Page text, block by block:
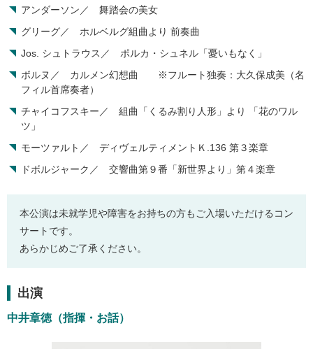
アンダーソン／ 舞踏会の美女
グリーグ／ ホルベルグ組曲より 前奏曲
Jos. シュトラウス／ ポルカ・シュネル「憂いもなく」
ボルヌ／ カルメン幻想曲 ※フルート独奏：大久保成美（名
フィル首席奏者）
チャイコフスキー／ 組曲「くるみ割り人形」より 「花のワル
ツ」
モーツァルト／ ディヴェルティメントＫ.136 第３楽章
ドボルジャーク／ 交響曲第９番「新世界より」第４楽章
本公演は未就学児や障害をお持ちの方もご入場いただけるコン
サートです。
あらかじめご了承ください。
出演
中井章徳（指揮・お話）